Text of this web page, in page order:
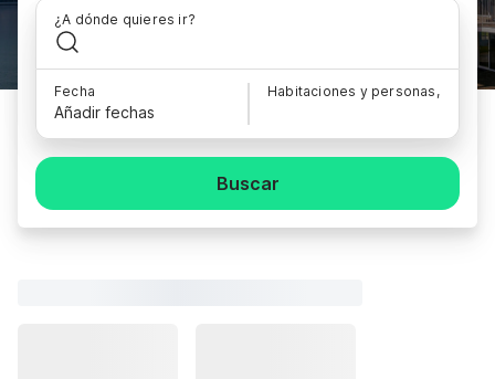
¿A dónde quieres ir?
Fecha
Añadir fechas
Habitaciones y personas,
Buscar